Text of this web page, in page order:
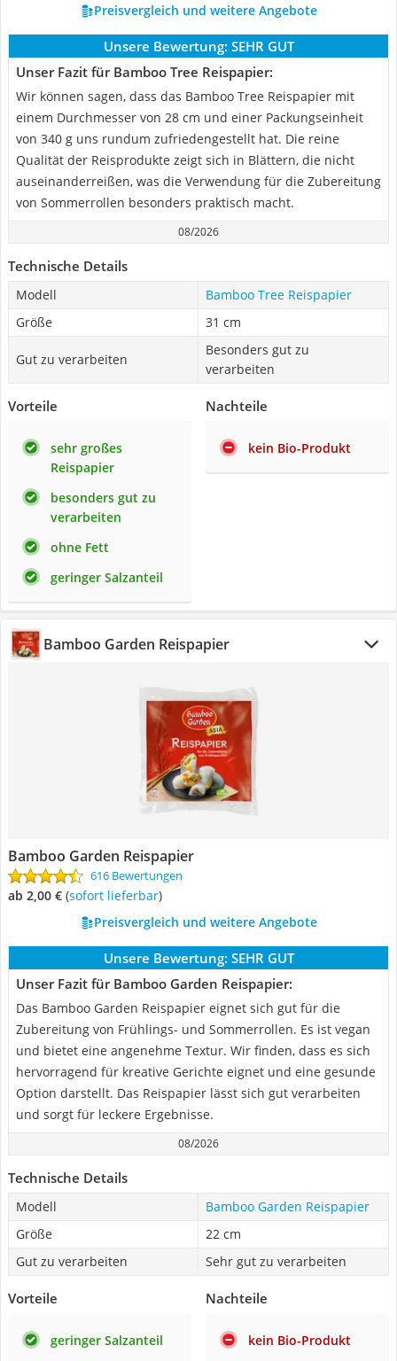
Preisvergleich und weitere Angebote
Unsere Bewertung: SEHR GUT
Unser Fazit für Bamboo Tree Reispapier:
Wir können sagen, dass das Bamboo Tree Reispapier mit
einem Durchmesser von 28 cm und einer Packungseinheit
von 340 g uns rundum zufriedengestellt hat. Die reine
Qualität der Reisprodukte zeigt sich in Blättern, die nicht
auseinanderreißen, was die Verwendung für die Zubereitung
von Sommerrollen besonders praktisch macht.
08/2026
Technische Details
Modell
Bamboo Tree Reispapier
Größe
31 cm
Gut zu verarbeiten
Besonders gut zu
verarbeiten
Vorteile
sehr großes
Reispapier
besonders gut zu
verarbeiten
ohne Fett
geringer Salzanteil
Nachteile
kein Bio-Produkt
Bamboo Garden Reispapier
Bamboo Garden Reispapier
616 Bewertungen
ab 2,00 € ( Sofort lieferbar)
Preisvergleich und weitere Angebote
Unsere Bewertung: SEHR GUT
Unser Fazit für Bamboo Garden Reispapier:
Das Bamboo Garden Reispapier eignet sich gut für die
Zubereitung von Frühlings- und Sommerrollen. Es ist vegan
und bietet eine angenehme Textur. Wir finden, dass es sich
hervorragend für kreative Gerichte eignet und eine gesunde
Option darstellt. Das Reispapier lässt sich gut verarbeiten
und sorgt für leckere Ergebnisse.
08/2026
Technische Details
Modell
Bamboo Garden Reispapier
Größe
22 cm
Gut zu verarbeiten
Sehr gut zu verarbeiten
Vorteile
geringer Salzanteil
Nachteile
kein Bio-Produkt